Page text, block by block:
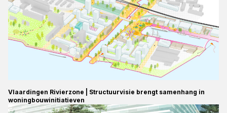
Vlaardingen Rivierzone | Structuurvisie brengt samenhang in
woningbouwinitiatieven